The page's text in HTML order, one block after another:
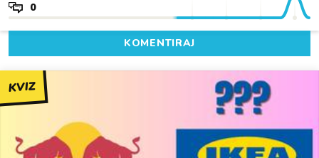
0
KOMENTIRAJ
KVIZ